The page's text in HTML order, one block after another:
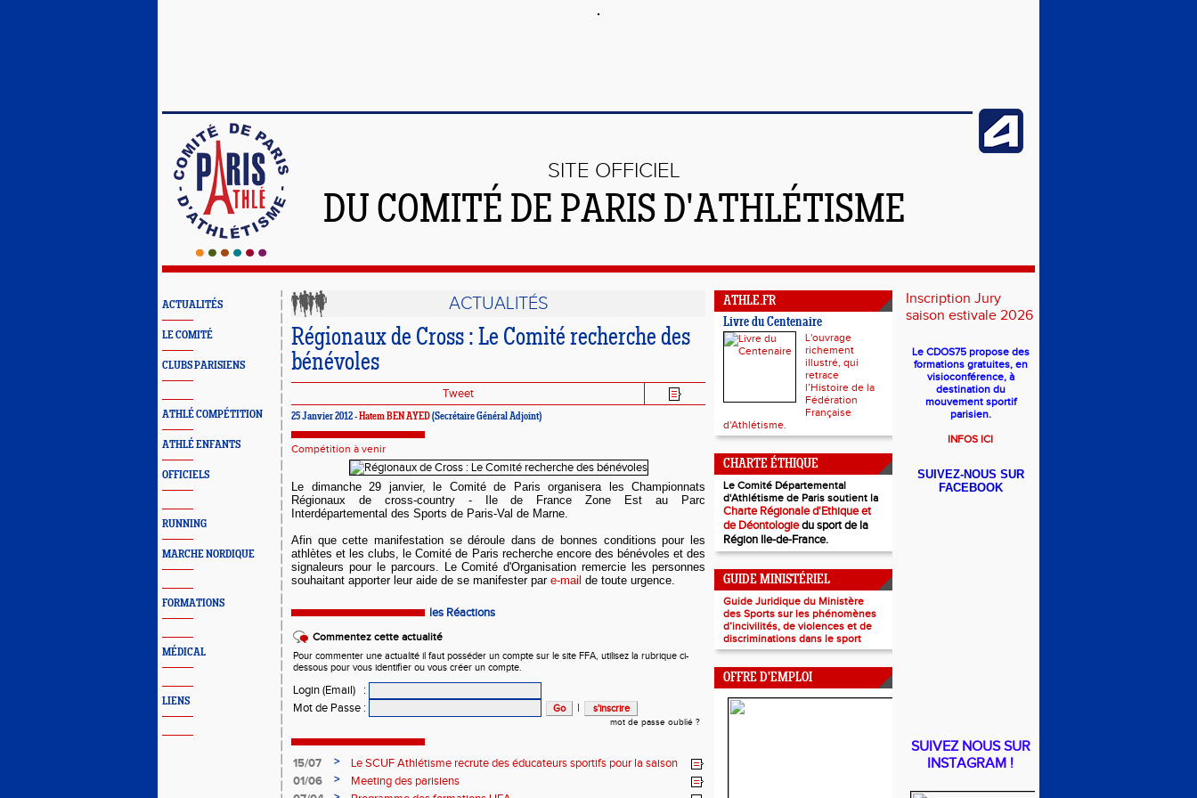
SITE OFFICIEL
DU COMITÉ DE PARIS D'ATHLÉTISME
ACTUALITÉS
LE COMITÉ
CLUBS PARISIENS
ATHLÉ COMPÉTITION
ATHLÉ ENFANTS
OFFICIELS
RUNNING
MARCHE NORDIQUE
FORMATIONS
MÉDICAL
LIENS
ACTUALITÉS
Régionaux de Cross : Le Comité recherche des
bénévoles
Tweet
25 Janvier 2012 -Hatem BEN AYED(Secrétaire Général Adjoint)
Compétition à venir
Le dimanche 29 janvier, le Comité de Paris organisera les Championnats
Régionaux de cross-country - Ile de France Zone Est au Parc
Interdépartemental des Sports de Paris-Val de Marne.
Afin que cette manifestation se déroule dans de bonnes conditions pour les
athlètes et les clubs, le Comité de Paris recherche encore des bénévoles et des
signaleurs pour le parcours. Le Comité d'Organisation remercie les personnes
souhaitant apporter leur aide de se manifester par e-mail de toute urgence.
les Réactions
Commentez cette actualité
Pour commenter une actualité il faut posséder un compte sur le site FFA, utilisez la rubrique ci-
dessous pour vous identifier ou vous créer un compte.
Login (Email)
:
Mot de Passe : |
mot de passe oublié ?
15/07 >
Le SCUF Athlétisme recrute des éducateurs sportifs pour la saison
2026-2027 !
01/06 >
Meeting des parisiens
ATHLE.FR
Livre du Centenaire
L'ouvrage
richement
illustré, qui
retrace
l’Histoire de la
Fédération
Française
d'Athlétisme.
CHARTE ÉTHIQUE
Le Comité Départemental
d'Athlétisme de Paris soutient la
Charte Régionale d'Ethique et
de Déontologiedu sport de la
Région Ile-de-France.
GUIDE MINISTÉRIEL
Guide Juridique du Ministère
des Sports sur les phénomènes
d’incivilités, de violences et de
discriminations dans le sport
OFFRE D'EMPLOI
Inscription Jury
saison estivale 2026
Le CDOS75 propose des
formations gratuites, en
visioconférence, à
destination du
mouvement sportif
parisien.
INFOS ICI
SUIVEZ-NOUS SUR
FACEBOOK
SUIVEZ NOUS SUR
INSTAGRAM !